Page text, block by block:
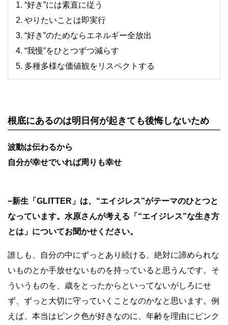
1. “好き”には素直に従う
2. やりたいことは即実行
3. “好き”のためならエネルギー全放出
4. “我慢”をひとつずつ減らす
5. 多種多様な価値観をリスペクトする
根底にあるのは明日何が起きても後悔しないため
波動は伝わるから
自分が幸せでいれば周りも幸せ
−新生「GLITTER」は、“エイジレス”がテーマのひとつと
なっています。水原さんが考える「“エイジレス”な生き方
とは」についてお聞かせください。
誰しも、自分の中にずっとあり続ける、絶対に諦められな
いものとか手放せないものを持っていると思うんです。そ
ういうものを、歳をとったからといってないがしろにせ
ず、ずっと大切に守っていくことなのかなと思います。例
えば、本当はピンク色が好きなのに、年齢を理由にピンク